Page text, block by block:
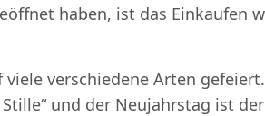
haben, ist das Einkaufen
verschiedene Arten
und der Neujahrstag ist